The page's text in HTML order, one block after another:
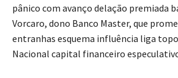
pânico com avanço delação premiada
Vorcaro, dono Banco Master, que
entranhas esquema influência liga
Nacional capital financeiro